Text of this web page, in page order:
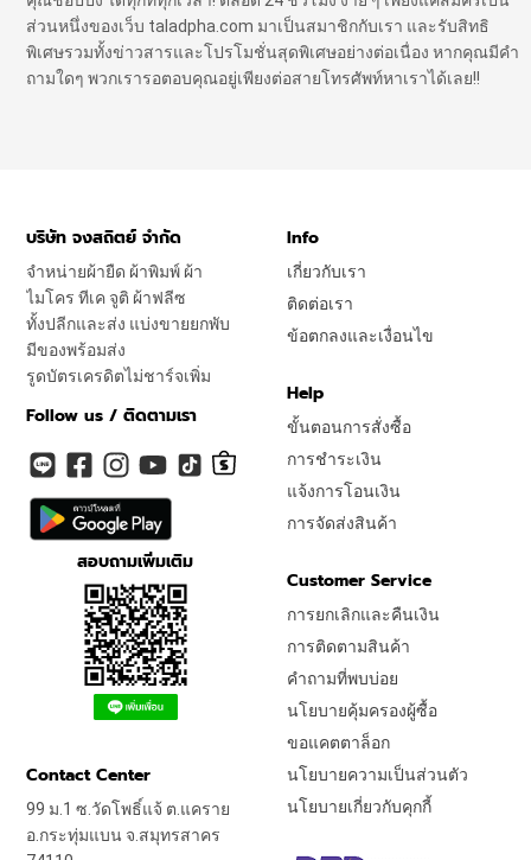
ส่วนหนึ่งของเว็บ taladpha.com มาเป็นสมาชิกกับเรา และรับสิทธิ
พิเศษรวมทั้งข่าวสารและโปรโมชั่นสุดพิเศษอย่างต่อเนื่อง หากคุณมีคำ
ถามใดๆ พวกเรารอตอบคุณอยู่เพียงต่อสายโทรศัพท์หาเราได้เลย!!
บริษัท จงสถิตย์ จำกัด
จำหน่ายผ้ายืด ผ้าพิมพ์ ผ้า
ไมโคร ทีเค จูติ ผ้าฟลีซ
ทั้งปลีกและส่ง แบ่งขายยกพับ
มีของพร้อมส่ง
รูดบัตรเครดิตไม่ชาร์จเพิ่ม
Follow us / ติดตามเรา
สอบถามเพิ่มเติม
Info
เกี่ยวกับเรา
ติดต่อเรา
ข้อตกลงและเงื่อนไข
Help
ขั้นตอนการสั่งซื้อ
การชำระเงิน
แจ้งการโอนเงิน
การจัดส่งสินค้า
Customer Service
การยกเลิกและคืนเงิน
การติดตามสินค้า
คำถามที่พบบ่อย
นโยบายคุ้มครองผู้ซื้อ
ขอแคตตาล็อก
นโยบายความเป็นส่วนตัว
นโยบายเกี่ยวกับคุกกี้
Contact Center
99 ม.1 ซ.วัดโพธิ์แจ้ ต.แคราย
อ.กระทุ่มแบน จ.สมุทรสาคร